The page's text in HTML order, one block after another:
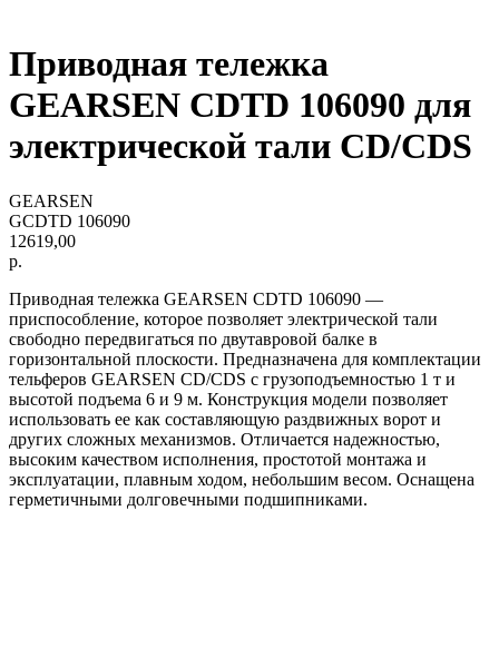
Приводная тележка
GEARSEN CDTD 106090 для
электрической тали CD/CDS
GEARSEN
GCDTD 106090
12619,00
р.
Приводная тележка GEARSEN CDTD 106090 —
приспособление, которое позволяет электрической тали
свободно передвигаться по двутавровой балке в
горизонтальной плоскости. Предназначена для комплектации
тельферов GEARSEN CD/CDS с грузоподъемностью 1 т и
высотой подъема 6 и 9 м. Конструкция модели позволяет
использовать ее как составляющую раздвижных ворот и
других сложных механизмов. Отличается надежностью,
высоким качеством исполнения, простотой монтажа и
эксплуатации, плавным ходом, небольшим весом. Оснащена
герметичными долговечными подшипниками.